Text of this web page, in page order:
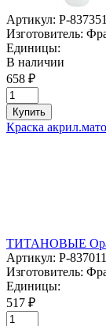
Артикул: P-837351
Изготовитель:
Единицы:
В наличии
658 ₽
Купить
Краска
ТИТАНОВЫЕ
Артикул: P-837011
Изготовитель:
Единицы:
517 ₽